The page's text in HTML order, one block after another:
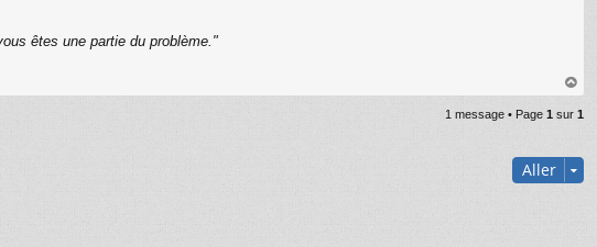
êtes une partie du problème."
au
t
1 message • Page 1 sur 1
Aller